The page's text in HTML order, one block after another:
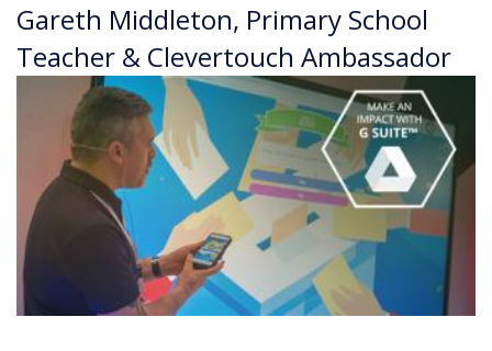
Gareth Middleton, Primary School
Teacher & Clevertouch Ambassador